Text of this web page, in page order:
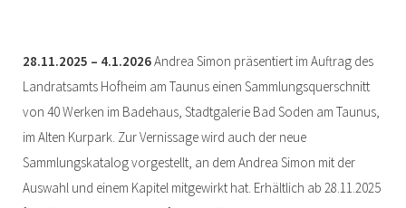
28.11.2025 – 4.1.2026Andrea Simon präsentiert im Auftrag des
Landratsamts Hofheim am Taunus einen Sammlungsquerschnitt
von 40 Werken im Badehaus, Stadtgalerie Bad Soden am Taunus,
im Alten Kurpark. Zur Vernissage wird auch der neue
Sammlungskatalog vorgestellt, an dem Andrea Simon mit der
Auswahl und einem Kapitel mitgewirkt hat. Erhältlich ab 28.11.2025